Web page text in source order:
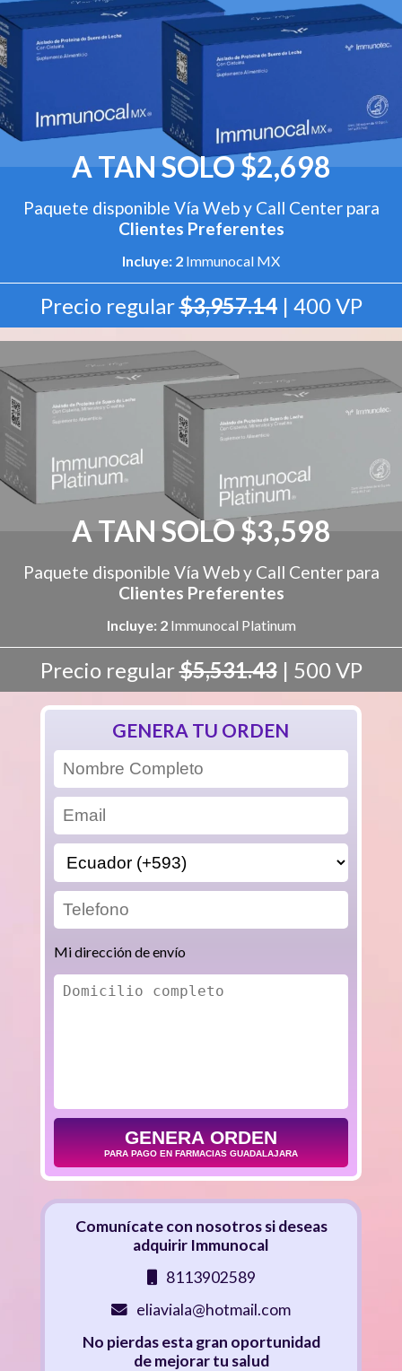
A TAN SOLO $2,698
Paquete disponible Vía Web y Call Center para
Clientes Preferentes
Incluye: 2 Immunocal MX
Precio regular$3,957.14| 400 VP
A TAN SOLO $3,598
Paquete disponible Vía Web y Call Center para
Clientes Preferentes
Incluye: 2Immunocal Platinum
Precio regular$5,531.43| 500 VP
GENERA TU ORDEN
Mi dirección de envío
GENERA ORDEN
PARA PAGO EN FARMACIAS GUADALAJARA
Comunícate con nosotros si deseas
adquirir Immunocal
8113902589
eliaviala@hotmail.com
No pierdas esta gran oportunidad
de mejorar tu salud